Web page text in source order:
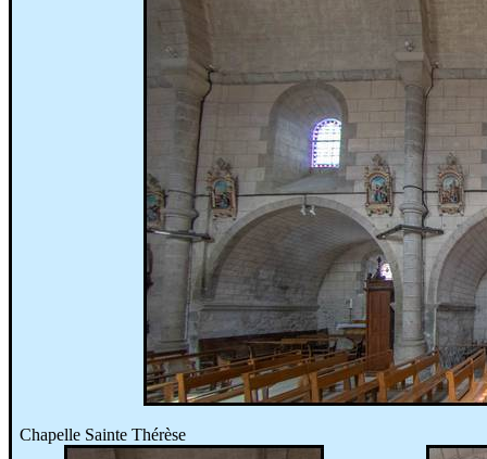
Chapelle Sainte Thérèse